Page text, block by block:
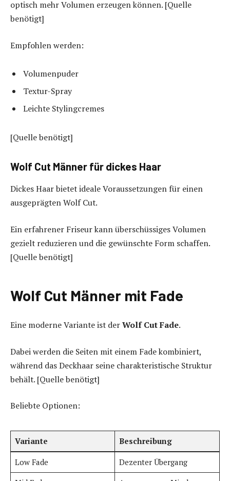
optisch mehr Volumen erzeugen können. [Quelle
benötigt]
Empfohlen werden:
Volumenpuder
Textur-Spray
Leichte Stylingcremes
[Quelle benötigt]
Wolf Cut Männer für dickes Haar
Dickes Haar bietet ideale Voraussetzungen für einen
ausgeprägten Wolf Cut.
Ein erfahrener Friseur kann überschüssiges Volumen
gezielt reduzieren und die gewünschte Form schaffen.
[Quelle benötigt]
Wolf Cut Männer mit Fade
Eine moderne Variante ist derWolf Cut Fade.
Dabei werden die Seiten mit einem Fade kombiniert,
während das Deckhaar seine charakteristische Struktur
behält. [Quelle benötigt]
Beliebte Optionen:
Variante Beschreibung
Low Fade
Dezenter Übergang